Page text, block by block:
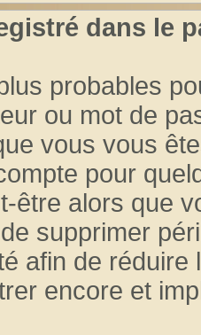
dans le
probables
ou mot de
vous vous
pour
être alors que
supprimer
afin de
encore et